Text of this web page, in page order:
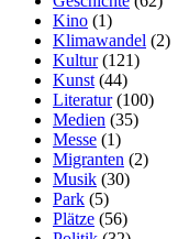
Kino (1)
Klimawandel (2)
Kultur(121)
Kunst (44)
Literatur(100)
Medien (35)
Messe (1)
Migranten (2)
Musik (30)
Park (5)
Plätze (56)